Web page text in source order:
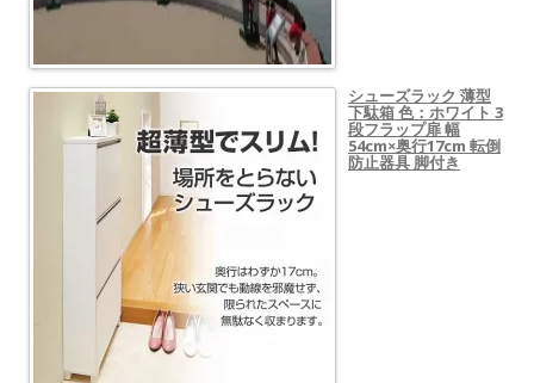
シューズラック 薄型
下駄箱 色：ホワイト 3
段フラップ扉 幅
54cm×奥行17cm 転倒
防止器具 脚付き